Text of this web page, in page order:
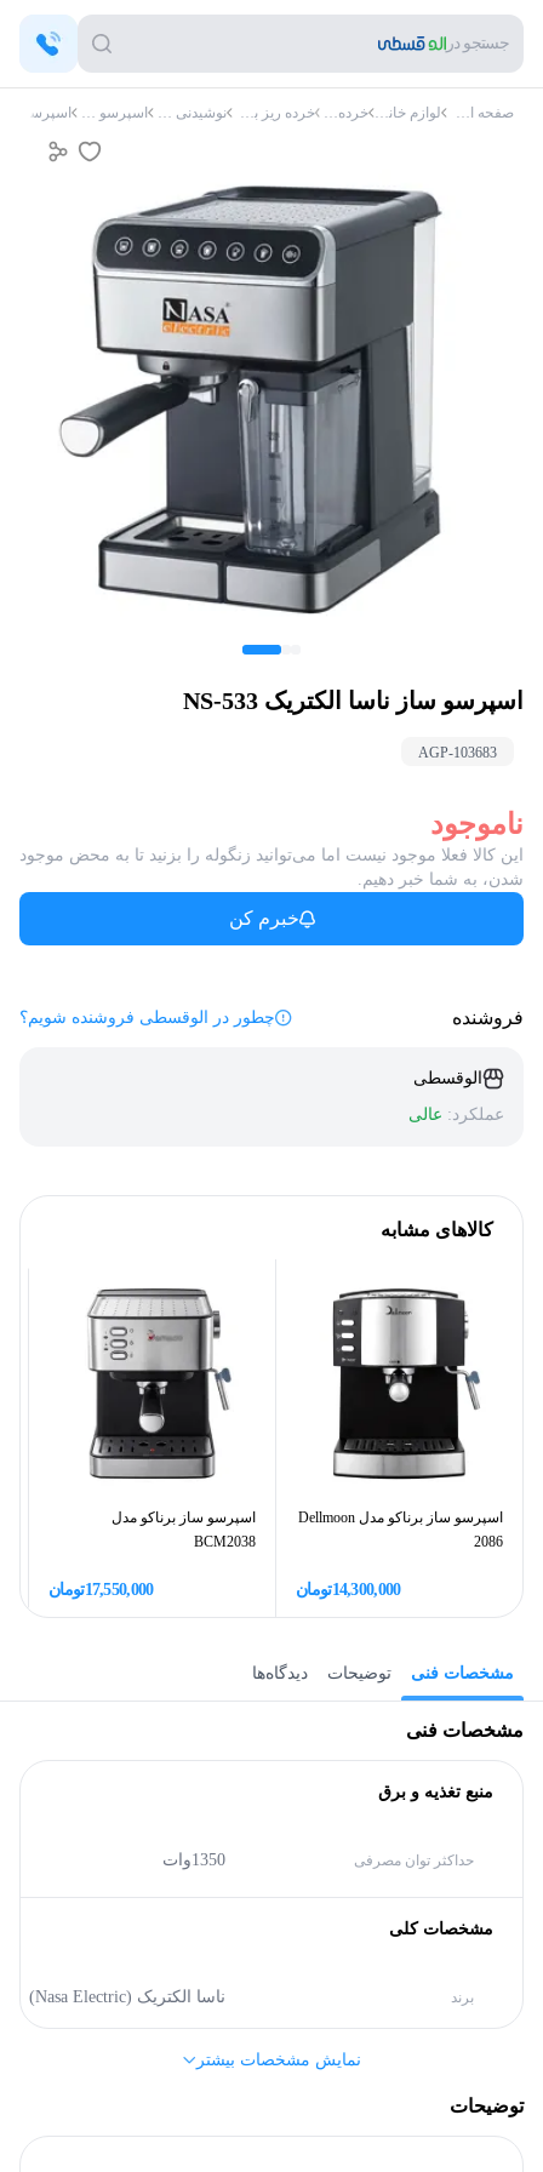
جستجو در
صفحه اصلی لوازم خانگی خرده ریز خرده ریز برقی نوشیدنی ساز اسپرسو ساز
اسپرسو ساز ناسا الکتریک NS-533
AGP-103683
ناموجود
این کالا فعلا موجود نیست اما می‌توانید زنگوله را بزنید تا به محض موجود
شدن، به شما خبر دهیم.
خبرم کن
فروشنده چطور در الوقسطی فروشنده شویم؟
الوقسطی
عملکرد: عالی
کالاهای مشابه
اسپرسو ساز برناکو مدل Dellmoon
2086
14,300,000تومان
اسپرسو ساز برناکو مدل
BCM2038
17,550,000تومان
مشخصات فنی توضیحات دیدگاه‌ها
مشخصات فنی
منبع تغذیه و برق
حداکثر توان مصرفی 1350وات
مشخصات کلی
برند ناسا الکتریک (Nasa Electric)
جنس بدنه استیل ضد زنگ
نمایش مشخصات بیشتر
توضیحات